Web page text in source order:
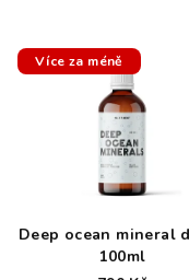
Více za méně
Deep ocean mineral
100ml